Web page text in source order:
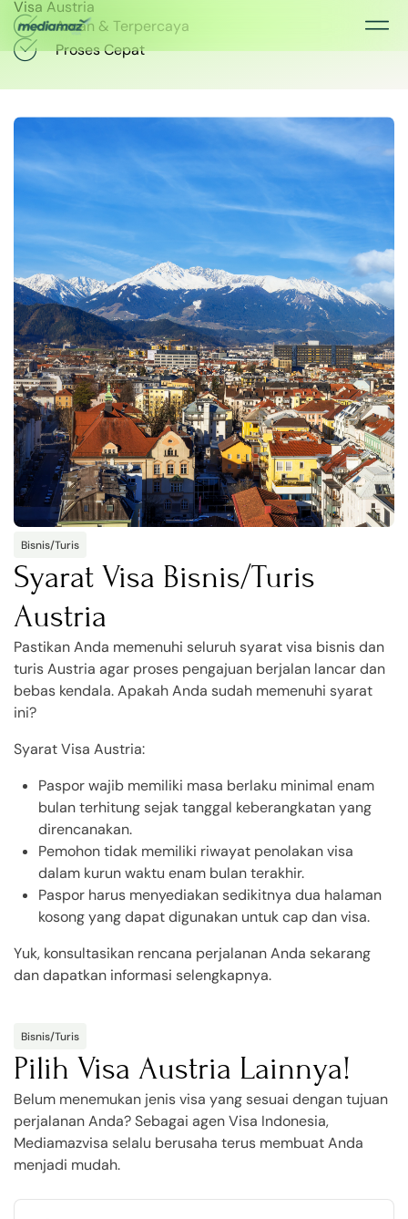
Visa Austria
Aman & Terpercaya
Proses Cepat
Bisnis/Turis
Syarat Visa Bisnis/Turis
Austria
Pastikan Anda memenuhi seluruh syarat visa bisnis dan
turis Austria agar proses pengajuan berjalan lancar dan
bebas kendala. Apakah Anda sudah memenuhi syarat
ini?
Syarat Visa Austria:
Paspor wajib memiliki masa berlaku minimal enam
bulan terhitung sejak tanggal keberangkatan yang
direncanakan.
Pemohon tidak memiliki riwayat penolakan visa
dalam kurun waktu enam bulan terakhir.
Paspor harus menyediakan sedikitnya dua halaman
kosong yang dapat digunakan untuk cap dan visa.
Yuk, konsultasikan rencana perjalanan Anda sekarang
dan dapatkan informasi selengkapnya.
Bisnis/Turis
Pilih Visa Austria Lainnya!
Belum menemukan jenis visa yang sesuai dengan tujuan
perjalanan Anda? Sebagai agen Visa Indonesia,
Mediamazvisa selalu berusaha terus membuat Anda
menjadi mudah.